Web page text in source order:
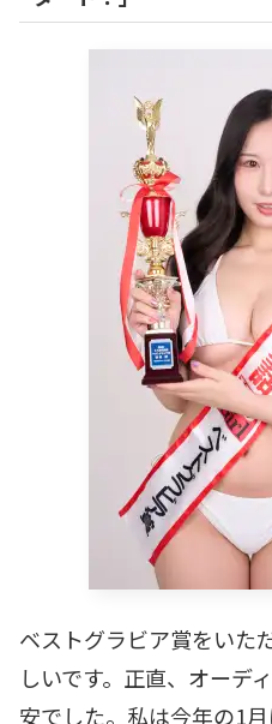
ベストグラビア賞をいた
しいです。正直、オーデ
安でした。私は今年の1